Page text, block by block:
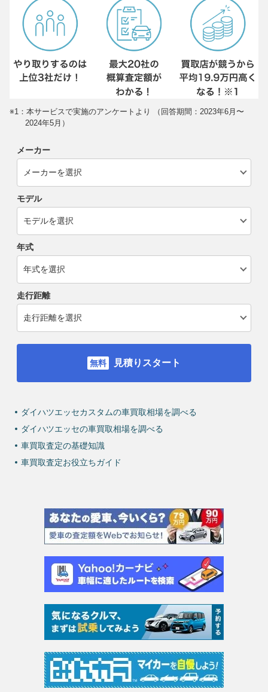
※1：本サービスで実施のアンケートより （回答期間：2023年6月〜
2024年5月）
メーカー
モデル
年式
走行距離
見積りスタート
ダイハツエッセカスタムの車買取相場を調べる
ダイハツエッセの車買取相場を調べる
車買取査定の基礎知識
車買取査定お役立ちガイド